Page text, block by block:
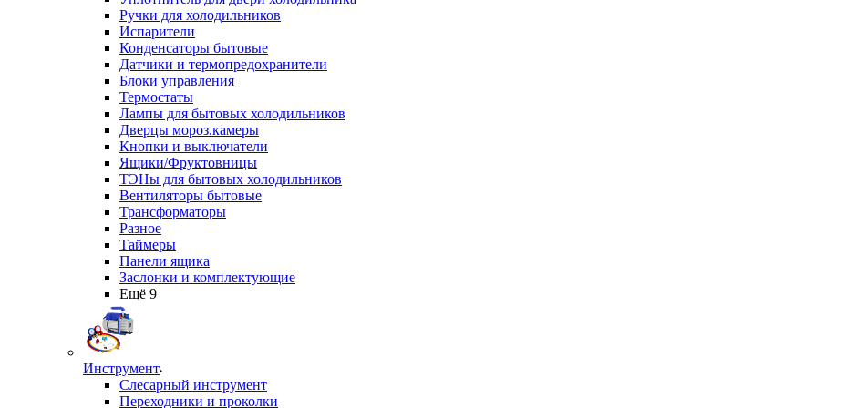
Ручки для холодильников
Испарители
Конденсаторы бытовые
Датчики и термопредохранители
Блоки управления
Термостаты
Лампы для бытовых холодильников
Дверцы мороз.камеры
Кнопки и выключатели
Ящики/Фруктовницы
ТЭНы для бытовых холодильников
Вентиляторы бытовые
Трансформаторы
Разное
Таймеры
Панели ящика
Заслонки и комплектующие
Ещё 9
Инструмент
Слесарный инструмент
Переходники и проколки